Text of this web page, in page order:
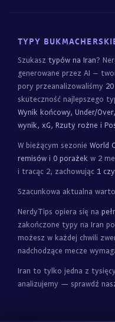
TYPY
Szukasz typów na Iran?
generowane przez AI –
pory przeanalizowaliśmy
skuteczność najlepszego
Wynik końcowy, Under/
wynik, xG, Rzuty rożne i
W bieżącym sezonie World
remisów i 0 porażek w 2
i tracąc 2, zachowując 1
Szacunkowa aktualna
NerdyTips opiera się na
zakończone typy na Iran
możesz w każdej chwili
nadchodzące mecze
Iran to tylko jedna z
analizujemy — sprawdź